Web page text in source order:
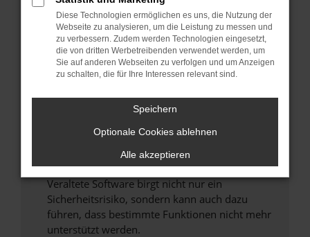
Manche Erweiterungen, wie Werbeblocker,
können das Laden bestimmter Seiten
verhindern. Funktioniert die Seite in einem
anderen Browser oder in einem privaten
Fenster?
Das kann manchmal helfen, vorübergehende
Probleme zu beheben.
Stelle sicher, dass dein Browser und dein
Betriebssystem auf dem neuesten Stand
sind.
Veraltete Software birgt nicht nur ein
Sicherheitsrisiko, sondern kann auch dazu
führen, dass bestimmte Funktionen nicht mehr
unterstützt werden.
Diese Technologien ermöglichen es uns, die Nutzung der
Webseite zu analysieren, um die Leistung zu messen und
zu verbessern. Zudem werden Technologien eingesetzt,
die von dritten Werbetreibenden verwendet werden, um
Sie auf anderen Webseiten zu verfolgen und um Anzeigen
zu schalten, die für Ihre Interessen relevant sind.
Speichern
Optionale Cookies ablehnen
Alle akzeptieren